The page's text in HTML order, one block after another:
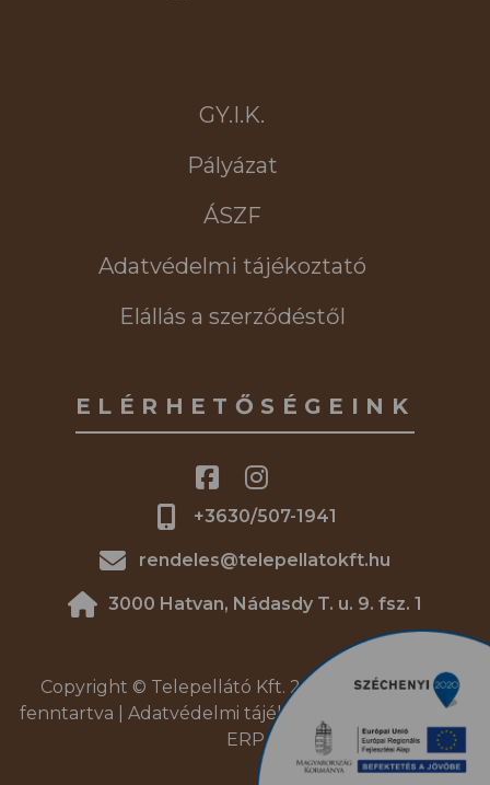
GY.I.K.
Pályázat
ÁSZF
Adatvédelmi tájékoztató
Elállás a szerződéstől
ELÉRHETŐSÉGEINK
+3630/507-1941
rendeles@telepellatokft.hu
3000 Hatvan, Nádasdy T. u. 9. fsz. 1
Copyright © Telepellátó Kft. 2026. | Minden jog
fenntartva | Adatvédelmi tájékoztató
DREAM4SYS
ERP